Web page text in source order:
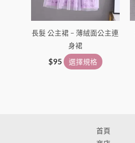
長髮 公主裙 – 薄絨面公主連
身裙
$95 選擇規格
首頁